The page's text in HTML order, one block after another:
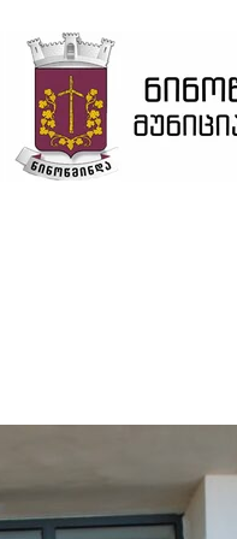
რეჟიმში კარგი!